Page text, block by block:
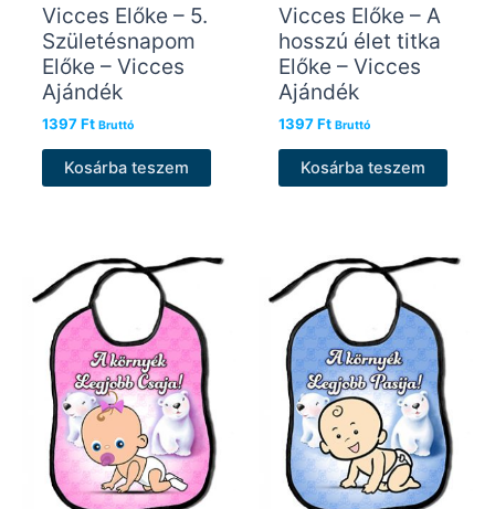
Vicces Előke – 5.
Születésnapom
Előke – Vicces
Ajándék
1397Ft Bruttó
Kosárba teszem
Vicces Előke – A
hosszú élet titka
Előke – Vicces
Ajándék
1397Ft Bruttó
Kosárba teszem